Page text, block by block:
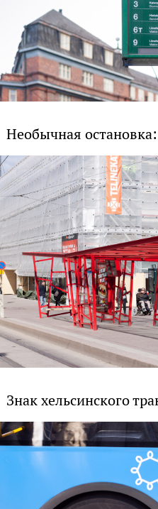
Необычная остановка:
Знак хельсинского